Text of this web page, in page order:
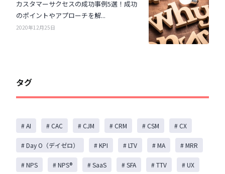
カスタマーサクセスの成功事例5選！成功
のポイントやアプローチを解...
2020年12月25日
タグ
# AI # CAC # CJM # CRM # CSM # CX
# Day O（デイゼロ） # KPI # LTV # MA # MRR
# NPS # NPS®️ # SaaS # SFA # TTV # UX